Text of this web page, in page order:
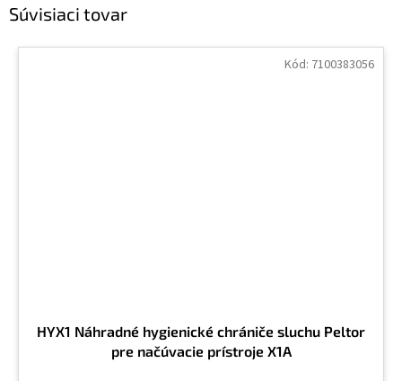
Súvisiaci tovar
HYX1 Náhradné hygienické chrániče sluchu Peltor
pre načúvacie prístroje X1A
Kód: 7100383056